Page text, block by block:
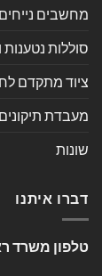
מחשבים נייחים
סוללות נטענות
ציוד מתקדם
מעבדת תיקונים
שונות
דברו איתנו
טלפון משרד